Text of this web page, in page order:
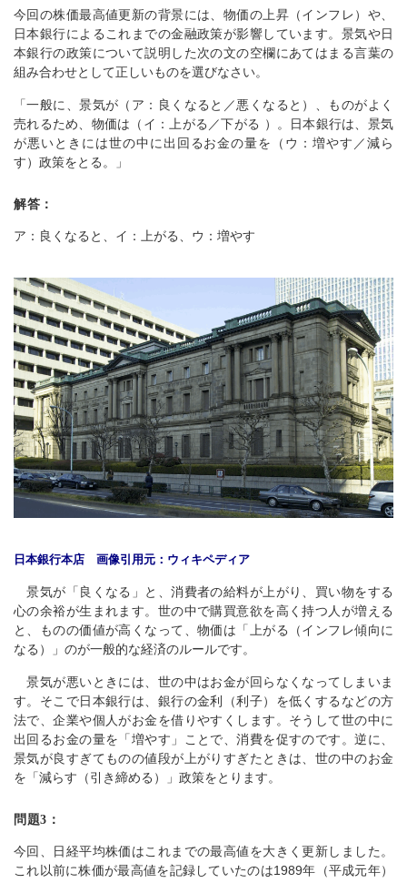
今回の株価最高値更新の背景には、物価の上昇（インフレ）や、
日本銀行によるこれまでの金融政策が影響しています。景気や日
本銀行の政策について説明した次の文の空欄にあてはまる言葉の
組み合わせとして正しいものを選びなさい。
「一般に、景気が（ア：良くなると／悪くなると）、ものがよく
売れるため、物価は（イ：上がる／下がる ）。日本銀行は、景気
が悪いときには世の中に出回るお金の量を（ウ：増やす／減ら
す）政策をとる。」
解答：
ア：良くなると、イ：上がる、ウ：増やす
日本銀行本店 画像引用元：ウィキペディア
景気が「良くなる」と、消費者の給料が上がり、買い物をする
心の余裕が生まれます。世の中で購買意欲を高く持つ人が増える
と、ものの価値が高くなって、物価は「上がる（インフレ傾向に
なる）」のが一般的な経済のルールです。
景気が悪いときには、世の中はお金が回らなくなってしまいま
す。そこで日本銀行は、銀行の金利（利子）を低くするなどの方
法で、企業や個人がお金を借りやすくします。そうして世の中に
出回るお金の量を「増やす」ことで、消費を促すのです。逆に、
景気が良すぎてものの値段が上がりすぎたときは、世の中のお金
を「減らす（引き締める）」政策をとります。
問題3：
今回、日経平均株価はこれまでの最高値を大きく更新しました。
これ以前に株価が最高値を記録していたのは1989年（平成元年）